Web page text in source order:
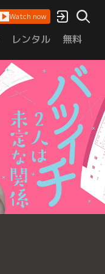
Watch now
レンタル 無料